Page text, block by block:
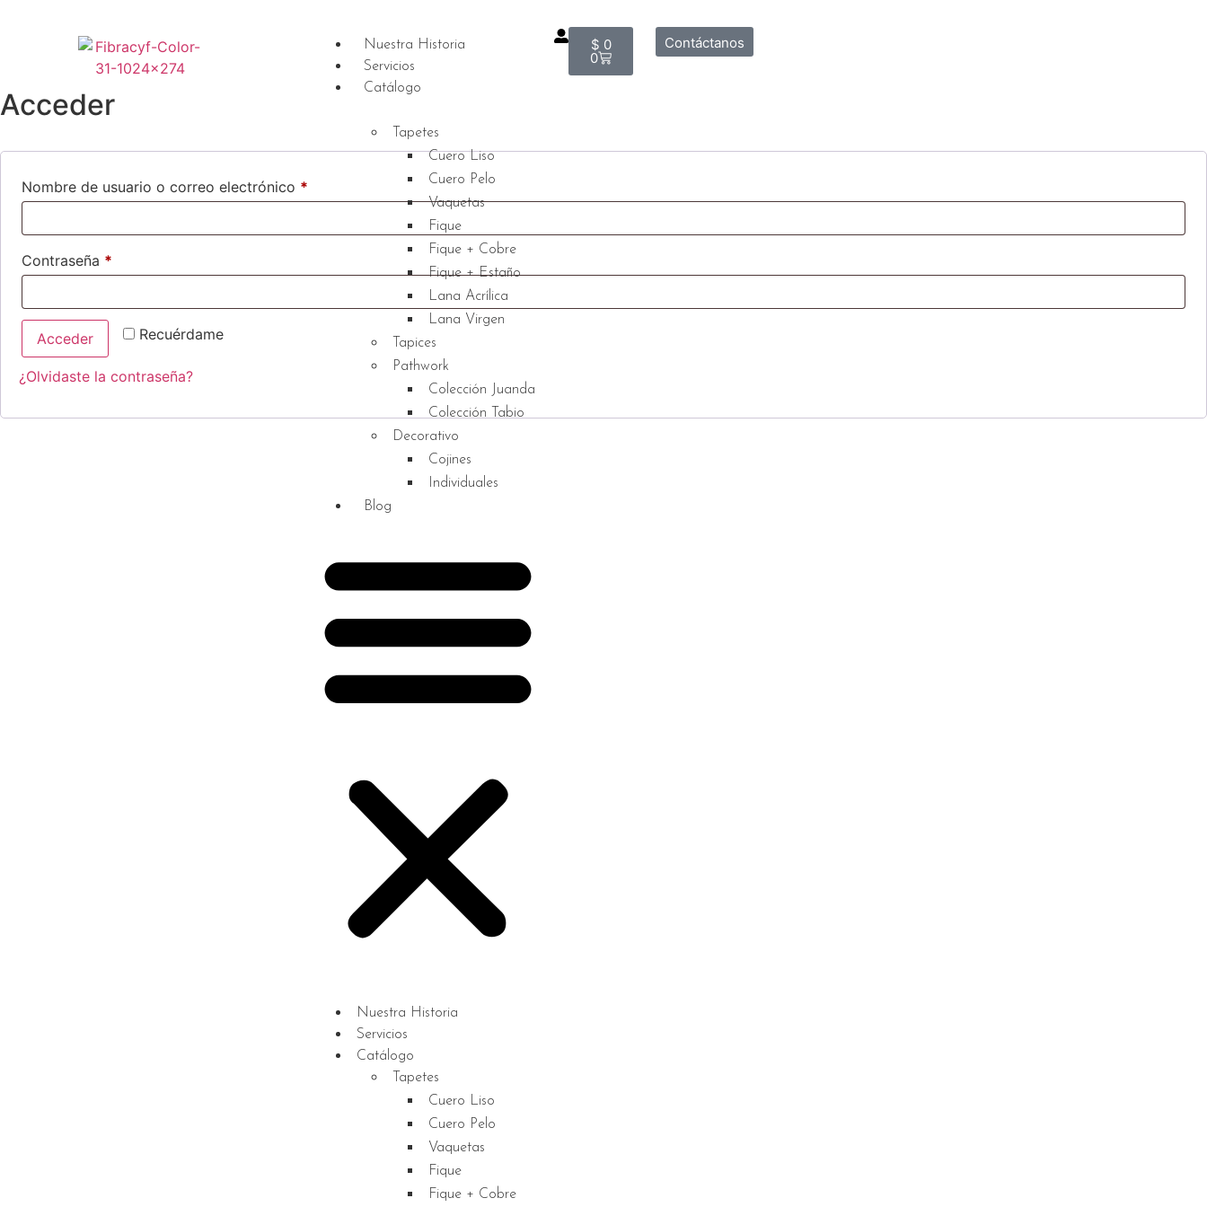
Nuestra Historia
Servicios
Catálogo
Tapetes
Cuero Liso
Cuero Pelo
Vaquetas
Fique
Fique + Cobre
Fique + Estaño
Lana Acrílica
Lana Virgen
Tapices
Pathwork
Colección Juanda
Colección Tabio
Decorativo
Cojines
Individuales
Blog
Nuestra Historia
Servicios
Catálogo
Tapetes
Cuero Liso
Cuero Pelo
Vaquetas
Fique
Fique + Cobre
$ 0
0
Contáctanos
Acceder
Nombre de usuario o correo electrónico *
Contraseña *
Recuérdame
Acceder
¿Olvidaste la contraseña?